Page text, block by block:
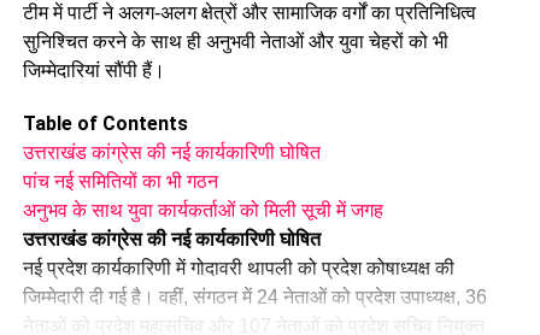
अलग-अलग माध्यमों से संपर्क के बाद तैयार हुई रिपोर्ट
संघ सूत्रों के मुताबिक बीते दो महीने में राज्य की सभी 70 सीटों पर स्थानीय
माध्यमों से संपर्क के बाद विस्तृत रिपोर्ट तैयार की गई है।
सूत्रों ने बताया कि राज्य में विपक्ष के मजबूत या कमजोर होने का परिणाम पर
कोई असर नहीं पड़ता, मुख्य मुद्दा स्थानीय स्तर की नाराजगी का होता है।
राज्य में दिवंगत भवन चंद खंडूड़ी के सीएम रहते कांग्रेस बेहद कमजोर थी,
हालांकि तब भी विधायकों और उम्मीदवारों के खिलाफ लोगों की नाराजगी के
कारण भाजपा को सत्ता गंवानी पड़ी थी।
टीम में पार्टी ने अलग-अलग क्षेत्रों और सामाजिक वर्गों का प्रतिनिधित्व
सुनिश्चित करने के साथ ही अनुभवी नेताओं और युवा चेहरों को भी
जिम्मेदारियां सौंपी हैं।
Table of Contents
उत्तराखंड कांग्रेस की नई कार्यकारिणी घोषित
पांच नई समितियों का भी गठन
अनुभव के साथ युवा कार्यकर्ताओं को मिली सूची में जगह
उत्तराखंड कांग्रेस की नई कार्यकारिणी घोषित
नई प्रदेश कार्यकारिणी में गोदावरी थापली को प्रदेश कोषाध्यक्ष की
जिम्मेदारी दी गई है। वहीं, संगठन में 24 नेताओं को प्रदेश उपाध्यक्ष, 36
नेताओं को प्रदेश महासचिव और 107 नेताओं को प्रदेश सचिव नियुक्त